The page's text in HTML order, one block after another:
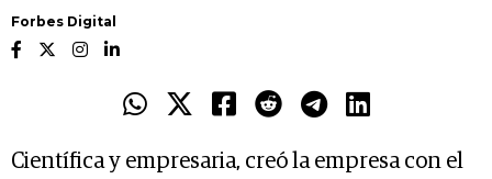
Forbes Digital
Científica y empresaria, creó la empresa con el